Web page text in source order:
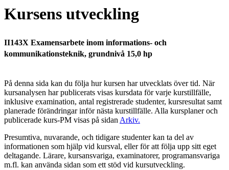
Kursens utveckling
II143X Examensarbete inom informations- och
kommunikationsteknik, grundnivå 15,0 hp
På denna sida kan du följa hur kursen har utvecklats över tid. När
kursanalysen har publicerats visas kursdata för varje kurstillfälle,
inklusive examination, antal registrerade studenter, kursresultat samt
planerade förändringar inför nästa kurstillfälle. Alla kursplaner och
publicerade kurs-PM visas på sidan Arkiv.
Presumtiva, nuvarande, och tidigare studenter kan ta del av
informationen som hjälp vid kursval, eller för att följa upp sitt eget
deltagande. Lärare, kursansvariga, examinatorer, programansvariga
m.fl. kan använda sidan som ett stöd vid kursutveckling.